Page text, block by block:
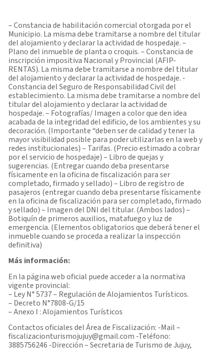
– Constancia de habilitación comercial otorgada por el
Municipio. La misma debe tramitarse a nombre del titular
del alojamiento y declarar la actividad de hospedaje. –
Plano del inmueble de planta o croquis. – Constancia de
inscripción impositiva Nacional y Provincial (AFIP-
RENTAS). La misma debe tramitarse a nombre del titular
del alojamiento y declarar la actividad de hospedaje. -
Constancia del Seguro de Responsabilidad Civil del
establecimiento. La misma debe tramitarse a nombre del
titular del alojamiento y declarar la actividad de
hospedaje. – Fotografías/ Imagen a color que den idea
acabada de la integridad del edificio, de los ambientes y su
decoración. (Importante “deben ser de calidad y tener la
mayor visibilidad posible para poder utilizarlas en la web y
redes institucionales) – Tarifas. (Precio estimado a cobrar
por el servicio de hospedaje) – Libro de quejas y
sugerencias. (Entregar cuando deba presentarse
físicamente en la oficina de fiscalización para ser
completado, firmado y sellado) – Libro de registro de
pasajeros (entregar cuando deba presentarse físicamente
en la oficina de fiscalización para ser completado, firmado
y sellado) – Imagen del DNI del titular. (Ambos lados) –
Botiquín de primeros auxilios, matafuego y luz de
emergencia. (Elementos obligatorios que deberá tener el
inmueble cuando se proceda a realizar la inspección
definitiva)
Más información:
En la página web oficial puede acceder a la normativa
vigente provincial:
– Ley N° 5737 – Regulación de Alojamientos Turísticos.
– Decreto N°7808-G/15
– Anexo I : Alojamientos Turísticos
Contactos oficiales del Área de Fiscalización: -Mail –
fiscalizacionturismojujuy@gmail.com -Teléfono:
3885756246 -Dirección – Secretaria de Turismo de Jujuy,